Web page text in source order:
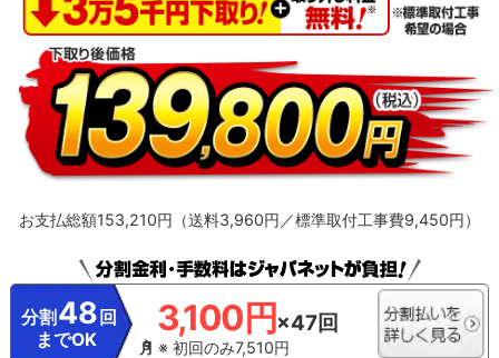
※14 付属品の一部除く
お支払総額153,210円（送料3,960円／標準取付工事費9,450円）
分割 48 回
までOK
3,100円×47回
※ 初回のみ7,510円